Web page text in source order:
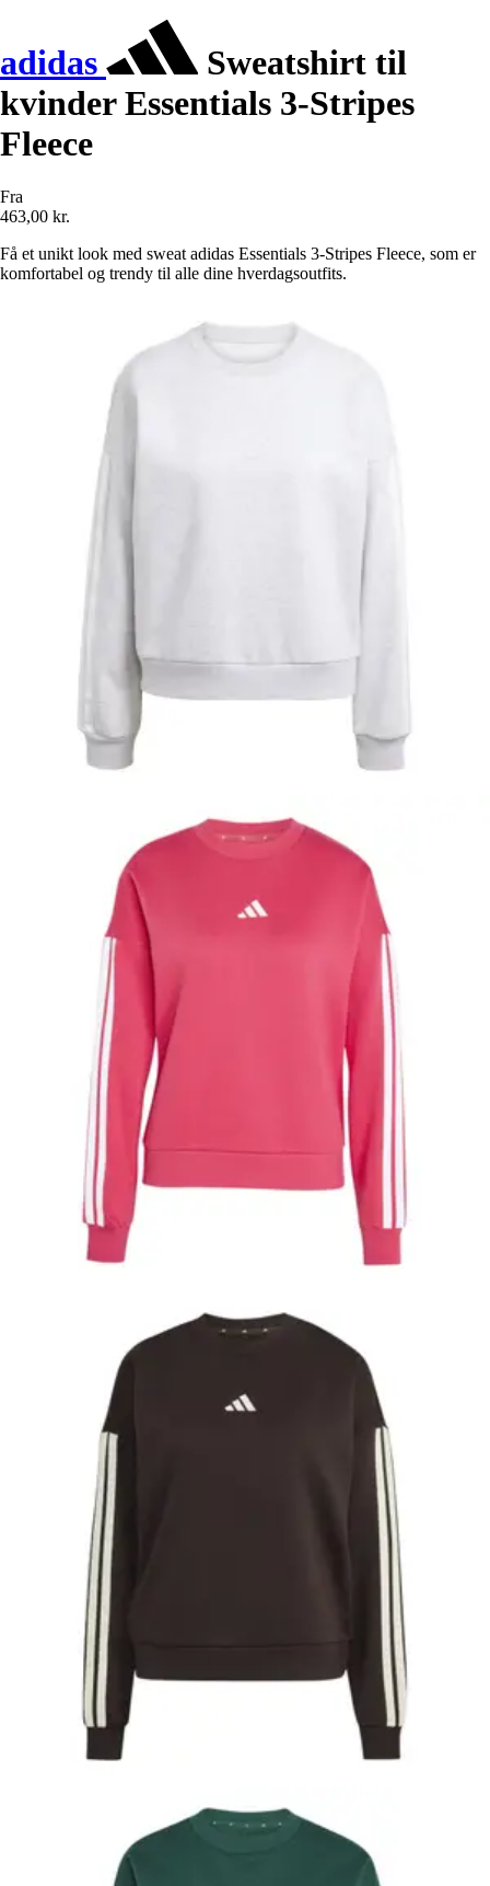
adidas
Sweatshirt til
kvinder Essentials 3-Stripes
Fleece
Fra
463,00 kr.
Få et unikt look med sweat adidas Essentials 3-Stripes Fleece, som er
komfortabel og trendy til alle dine hverdagsoutfits.